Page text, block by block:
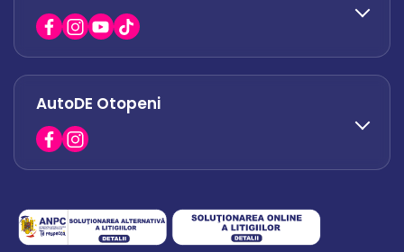
0751 628 054
0730 063 852
0730 063 851
AutoDE Otopeni
0754 649 360